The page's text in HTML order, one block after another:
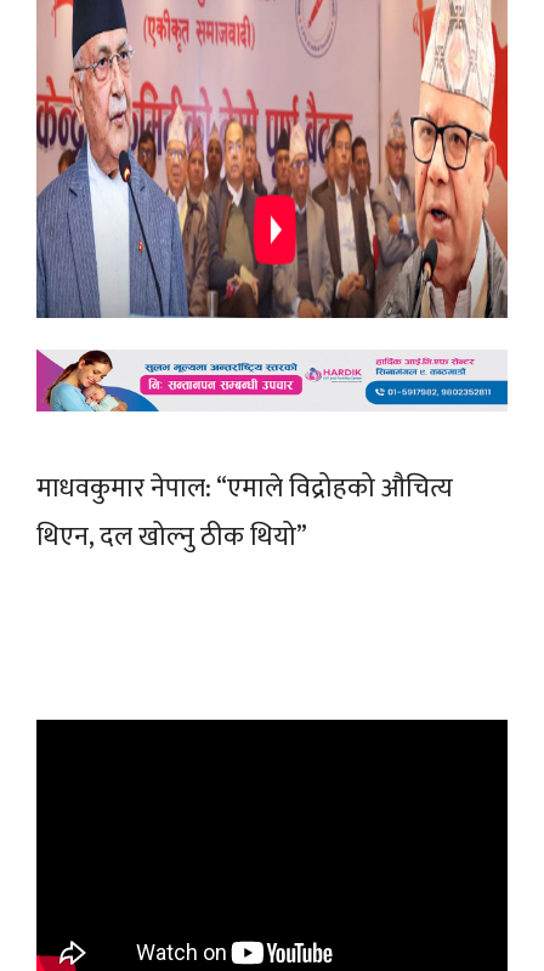
माधवकुमार नेपाल: “एमाले विद्रोहको औचित्य
थिएन, दल खोल्नु ठीक थियो”